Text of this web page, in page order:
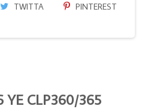
TWITTA PINTEREST
YE CLP360/365